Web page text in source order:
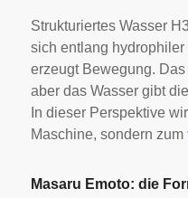
Strukturiertes Wasser
sich entlang
erzeugt Bewegung.
aber das Wasser gibt
In dieser Perspektive
Maschine, sondern zum
Masaru Emoto: die